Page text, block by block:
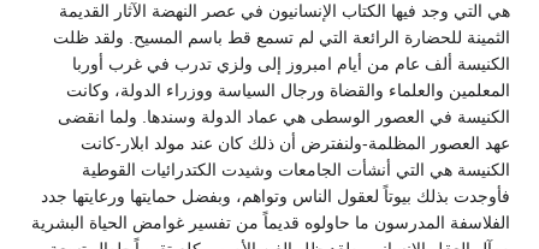
هي التي وجد فيها الكتاب الإنسانيون في عصر النهضة الآثار القديمة
الثمينة للحضارة الرائعة التي لم تسمع قط باسم المسيح. ولقد ظلت
الكنيسة ألف عام من أيام امبروز إلى ولزي تدرب في غرب أوربا
المعلمين والعلماء والقضاة ورجال السياسة ووزراء الدولة، وكانت
الكنيسة في العصور الوسطى هي عماد الدولة وسندها. ولما انقضى
عهد العصور المظلمة-ولنفترض أن ذلك كان عند مولد ابلار-كانت
الكنيسة هي التي أنشأت الجامعات وشيدت الكتدرائيات القوطية
فأوجدت بذلك بيوتاً لعقول الناس وتواهم، وبفضل حمايتها ورعايتها جدد
الفلاسفة المدرسون ما حاولوه قديماً من تفسير غوامض الحياة البشرية